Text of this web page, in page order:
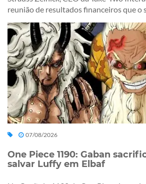
reunião de resultados financeiros que o
07/08/2026
One Piece 1190: Gaban
salvar Luffy em Elbaf